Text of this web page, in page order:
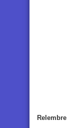
Relembre